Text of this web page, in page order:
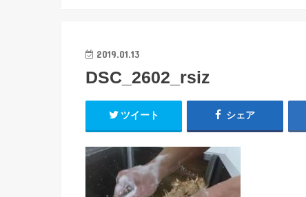
2019.01.13
DSC_2602_rsiz
ツイート シェア